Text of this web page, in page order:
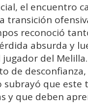
el encuentro
transición
reconoció
absurda y
del
de
subrayó que
y que deben